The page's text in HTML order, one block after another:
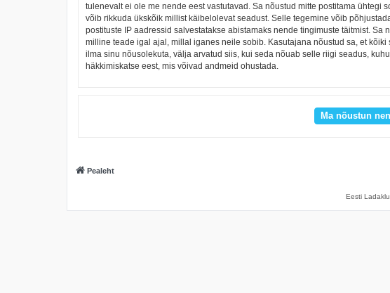
tulenevalt ei ole me nende eest vastutavad. Sa nõustud mitte postitama
võib rikkuda ükskõik millist käibelolevat seadust. Selle tegemine võib
postituste IP aadressid salvestatakse abistamaks nende tingimuste täitmist.
milline teade igal ajal, millal iganes neile sobib. Kasutajana nõustud sa, et
ilma sinu nõusolekuta, välja arvatud siis, kui seda nõuab selle riigi seadus,
häkkimiskatse eest, mis võivad andmeid ohustada.
Pealeht
Eesti